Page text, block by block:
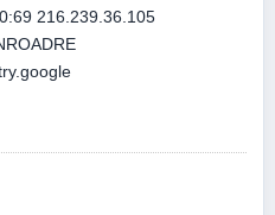
216.239.36.105